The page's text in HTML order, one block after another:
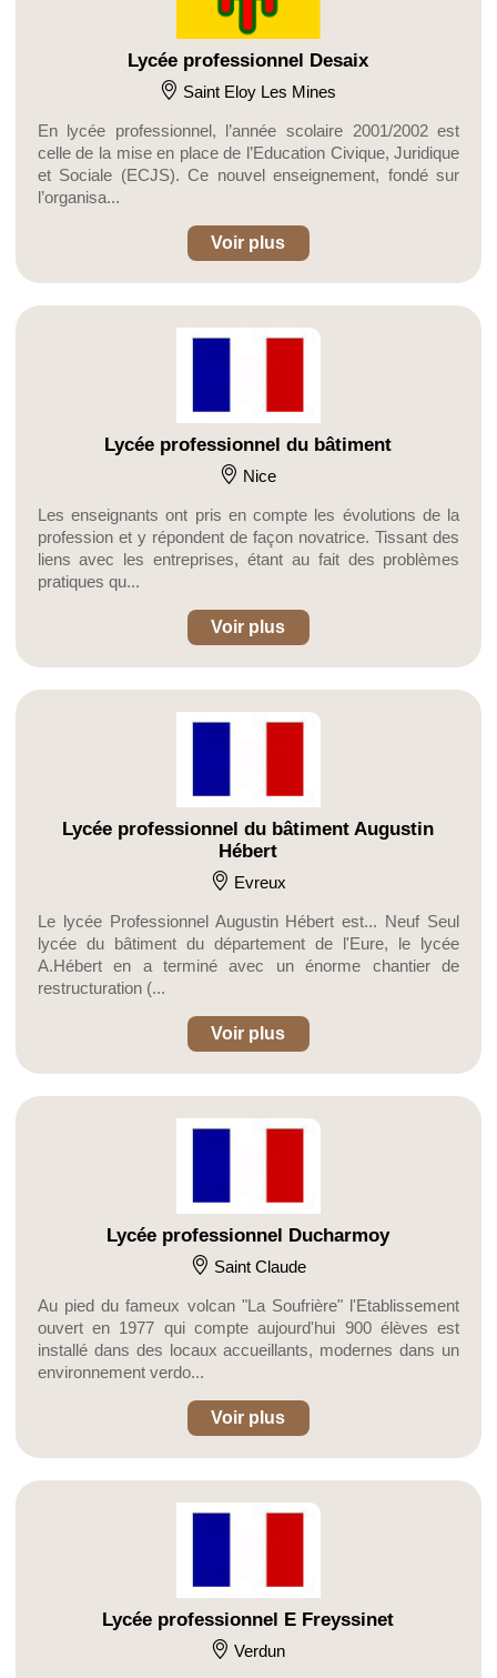
Lycée professionnel Desaix
Saint Eloy Les Mines
En lycée professionnel, l’année scolaire 2001/2002 est
celle de la mise en place de l’Education Civique, Juridique
et Sociale (ECJS). Ce nouvel enseignement, fondé sur
l’organisa...
Voir plus
Lycée professionnel du bâtiment
Nice
Les enseignants ont pris en compte les évolutions de la
profession et y répondent de façon novatrice. Tissant des
liens avec les entreprises, étant au fait des problèmes
pratiques qu...
Voir plus
Lycée professionnel du bâtiment Augustin
Hébert
Evreux
Le lycée Professionnel Augustin Hébert est... Neuf Seul
lycée du bâtiment du département de l'Eure, le lycée
A.Hébert en a terminé avec un énorme chantier de
restructuration (...
Voir plus
Lycée professionnel Ducharmoy
Saint Claude
Au pied du fameux volcan "La Soufrière" l'Etablissement
ouvert en 1977 qui compte aujourd'hui 900 élèves est
installé dans des locaux accueillants, modernes dans un
environnement verdo...
Voir plus
Lycée professionnel E Freyssinet
Verdun